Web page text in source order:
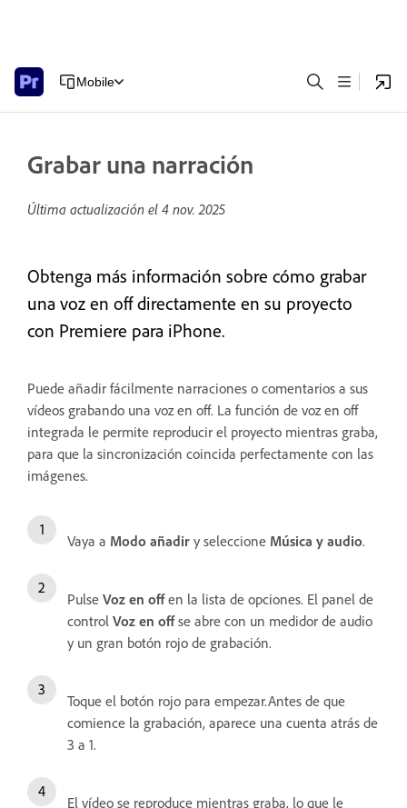
Mobile
Grabar una narración
Última actualización el 4 nov. 2025
Obtenga más información sobre cómo grabar
una voz en off directamente en su proyecto
con Premiere para iPhone.
Puede añadir fácilmente narraciones o comentarios a sus
vídeos grabando una voz en off. La función de voz en off
integrada le permite reproducir el proyecto mientras graba,
para que la sincronización coincida perfectamente con las
imágenes.
Vaya a Modo añadir y seleccione Música y audio.
Pulse Voz en offen la lista de opciones. El panel de
control Voz en offse abre con un medidor de audio
y un gran botón rojo de grabación.
Toque el botón rojo para empezar.Antes de que
comience la grabación, aparece una cuenta atrás de
3 a 1.
El vídeo se reproduce mientras graba, lo que le